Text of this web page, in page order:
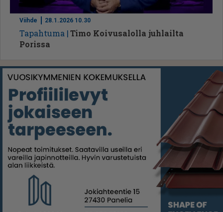
Viihde 28.1.2026 10.30
Ta­pah­tu­ma Timo Koivusalolla juhlailta
Porissa